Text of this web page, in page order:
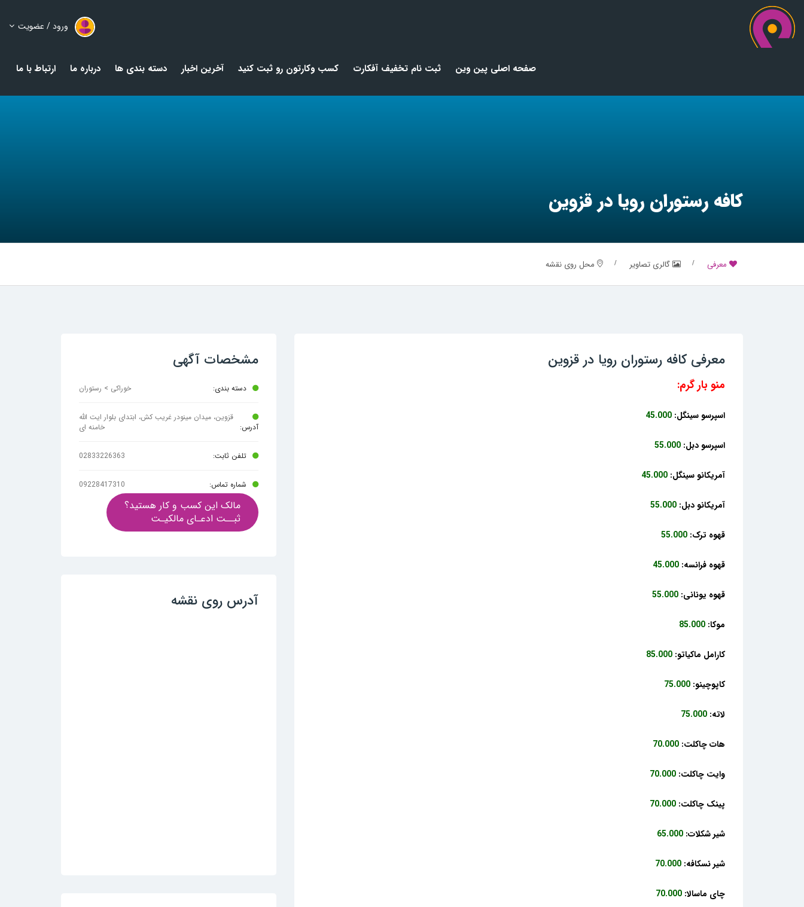
ورود / عضویت
صفحه اصلی پین وین ثبت نام تخفیف آفکارت کسب وکارتون رو ثبت کنید آخرین اخبار دسته بندی ها درباره ما ارتباط با ما
کافه رستوران رویا در قزوین
معرفی گالری تصاویر محل روی نقشه
معرفی کافه رستوران رویا در قزوین
منو بار گرم:
اسپرسو سینگل: 45.000
اسپرسو دبل: 55.000
آمریکانو سینگل: 45.000
آمریکانو دبل: 55.000
قهوه ترک: 55.000
قهوه فرانسه: 45.000
قهوه یونانی: 55.000
موکا: 85.000
کارامل ماکیاتو: 85.000
کاپوچینو: 75.000
لاته: 75.000
هات چاکلت: 70.000
وایت چاکلت: 70.000
پینک چاکلت: 70.000
شیر شکلات: 65.000
شیر نسکافه: 70.000
چای ماسالا: 70.000
مشخصات آگهی
دسته بندی: خوراکی > رستوران
آدرس:
قزوین، میدان مینودر غریب کش، ابتدای بلوار ایت الله
خامنه ای
تلفن ثابت: 02833226363
شماره تماس: 09228417310
مالک این کسب و کار هستید؟
ثبــت ادعـای مالکیـت
آدرس روی نقشه